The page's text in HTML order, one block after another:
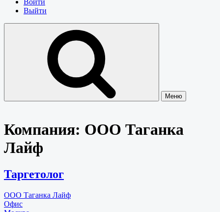
Войти
Выйти
Меню
Компания: ООО Таганка
Лайф
Таргетолог
ООО Таганка Лайф
Офис